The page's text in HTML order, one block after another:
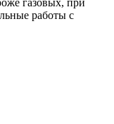
работы с